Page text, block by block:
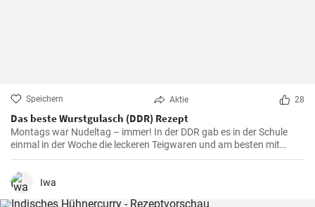
Speichern Aktie 28
Das beste Wurstgulasch (DDR) Rezept
Montags war Nudeltag – immer! In der DDR gab es in der Schule
einmal in der Woche die leckeren Teigwaren und am besten mit
Wurstgulasch .Das Gulasch mit Paprika und Würstchen ist sehr
sättigend und lecker auch als Familienessen - ausprobieren lohnt .
Iwa